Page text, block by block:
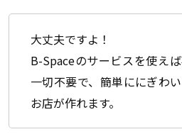
大丈夫ですよ！
B-Spaceのサービスを使え
一切不要で、簡単ににぎわ
お店が作れます。